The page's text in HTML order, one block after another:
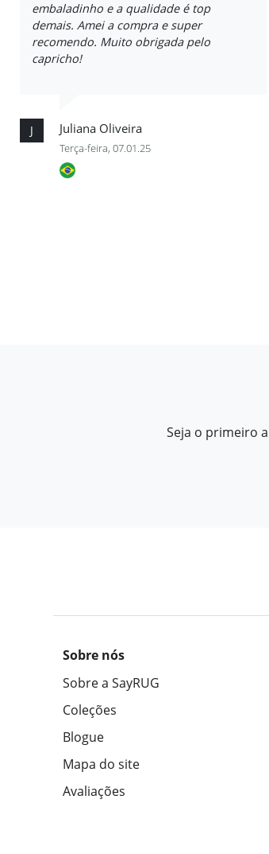
embaladinho e a qualidade é top
demais. Amei a compra e super
recomendo. Muito obrigada pelo
capricho!
J Juliana Oliveira
Terça-feira, 07.01.25
Seja o primeiro
Sobre nós
Sobre a SayRUG
Coleções
Blogue
Mapa do site
Avaliações